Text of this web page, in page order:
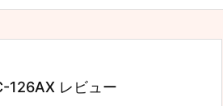
126AX レビュー